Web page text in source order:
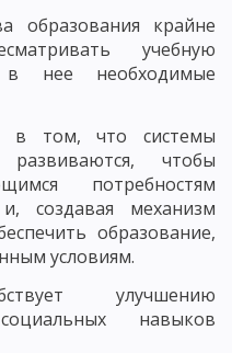
образования крайне
учебную
нее необходимые
в том, что системы
развиваются, чтобы
потребностям
создавая механизм
образование,
условиям.
улучшению
навыков